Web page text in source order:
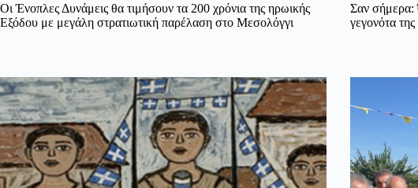
Οι Ένοπλες Δυνάμεις θα τιμήσουν τα 200 χρόνια της ηρωικής
Εξόδου με μεγάλη στρατιωτική παρέλαση στο Μεσολόγγι
Σαν σήμερα:
γεγονότα